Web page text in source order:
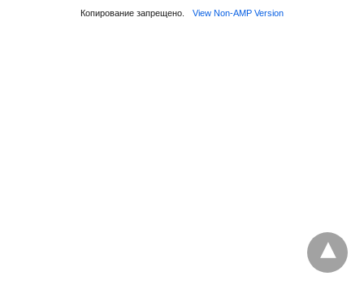
Копирование запрещено. View Non-AMP Version